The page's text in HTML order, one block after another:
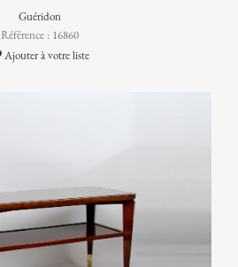
Guéridon
Référence : 16860
Ajouter à votre liste